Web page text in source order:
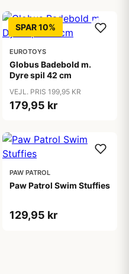
SPAR 10%
EUROTOYS
Globus Badebold m.
Dyre spil 42 cm
VEJL. PRIS 199,95 KR
179,95 kr
PAW PATROL
Paw Patrol Swim Stuffies
129,95 kr